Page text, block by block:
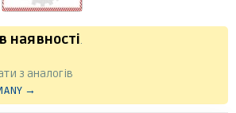
наявності.
з аналогів
→